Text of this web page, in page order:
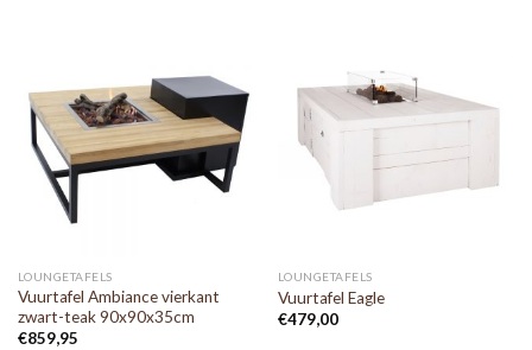
LOUNGETAFELS
Vuurtafel Ambiance vierkant
zwart-teak 90x90x35cm
€859,95
LOUNGETAFELS
Vuurtafel Eagle
€479,00